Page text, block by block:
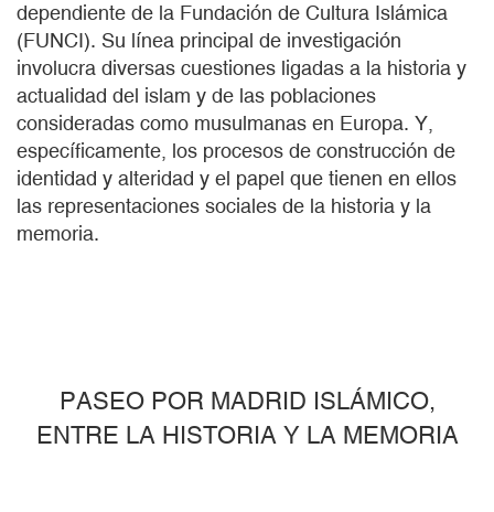
dependiente de la Fundación de Cultura Islámica
(FUNCI). Su línea principal de investigación
involucra diversas cuestiones ligadas a la historia y
actualidad del islam y de las poblaciones
consideradas como musulmanas en Europa. Y,
específicamente, los procesos de construcción de
identidad y alteridad y el papel que tienen en ellos
las representaciones sociales de la historia y la
memoria.
PASEO POR MADRID ISLÁMICO,
ENTRE LA HISTORIA Y LA MEMORIA